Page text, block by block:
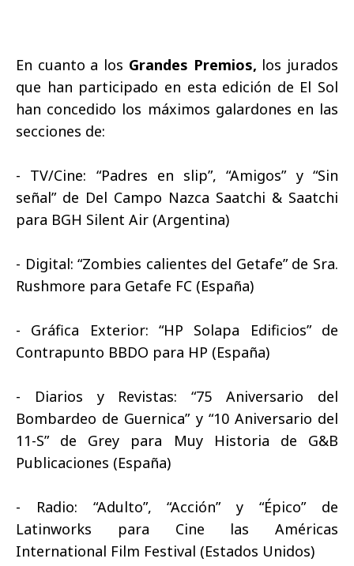
En cuanto a los Grandes Premios, los jurados
que han participado en esta edición de El Sol
han concedido los máximos galardones en las
secciones de:
- TV/Cine: “Padres en slip”, “Amigos” y “Sin
señal” de Del Campo Nazca Saatchi & Saatchi
para BGH Silent Air (Argentina)
- Digital: “Zombies calientes del Getafe” de Sra.
Rushmore para Getafe FC (España)
- Gráfica Exterior: “HP Solapa Edificios” de
Contrapunto BBDO para HP (España)
- Diarios y Revistas: “75 Aniversario del
Bombardeo de Guernica” y “10 Aniversario del
11-S” de Grey para Muy Historia de G&B
Publicaciones (España)
- Radio: “Adulto”, “Acción” y “Épico” de
Latinworks para Cine las Américas
International Film Festival (Estados Unidos)